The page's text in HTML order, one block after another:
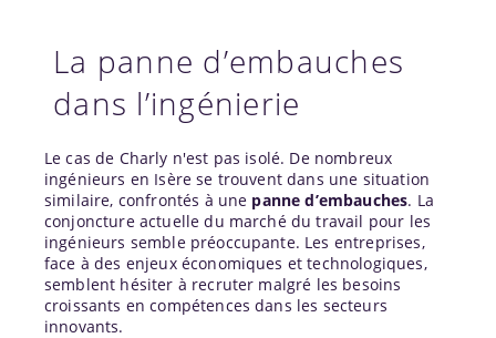
La panne d’embauches
dans l’ingénierie
Le cas de Charly n'est pas isolé. De nombreux
ingénieurs en Isère se trouvent dans une situation
similaire, confrontés à une panne d’embauches. La
conjoncture actuelle du marché du travail pour les
ingénieurs semble préoccupante. Les entreprises,
face à des enjeux économiques et technologiques,
semblent hésiter à recruter malgré les besoins
croissants en compétences dans les secteurs
innovants.